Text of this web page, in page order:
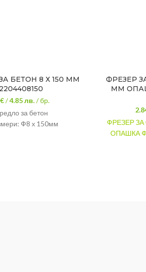
БЕТОН 8 Х 150 ММ
/4.85лв. / бр.
за бетон
Ф8 х 150мм
ФРЕЗЕР
MM
ФРЕЗЕР ЗА
ОПАШКА